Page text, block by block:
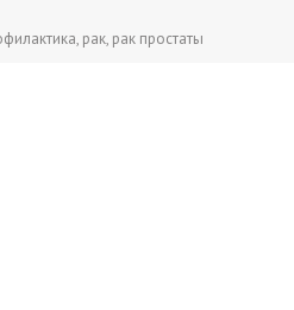
, рак, рак простаты